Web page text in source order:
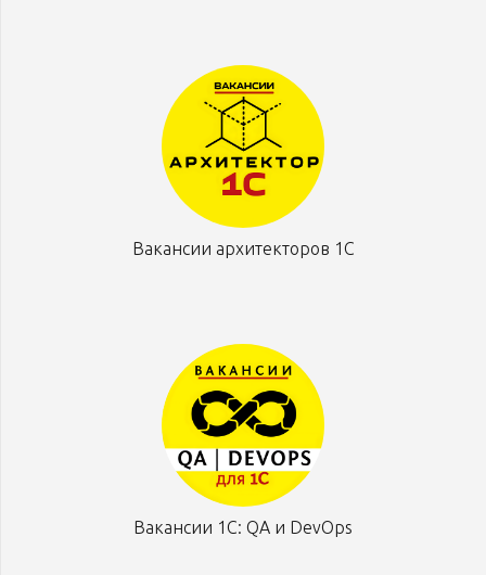
Вакансии архитекторов 1С
Вакансии 1С: QA и DevOps